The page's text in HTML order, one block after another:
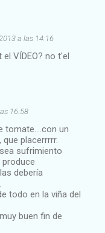
a las 14:16
el VÍDEO? no t'el
16:58
tomate....con un
placerrrrr.
sufrimiento
produce
debería
todo en la viña del
buen fin de